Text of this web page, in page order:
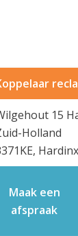
15
Holland
Maak een
afspraak